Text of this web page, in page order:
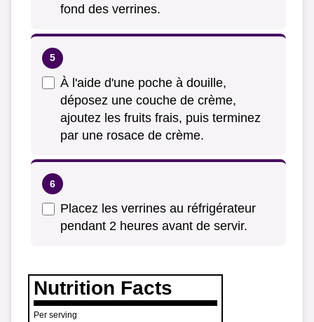
fond des verrines.
À l'aide d'une poche à douille,
déposez une couche de crème,
ajoutez les fruits frais, puis terminez
par une rosace de crème.
Placez les verrines au réfrigérateur
pendant 2 heures avant de servir.
Nutrition Facts
Per serving